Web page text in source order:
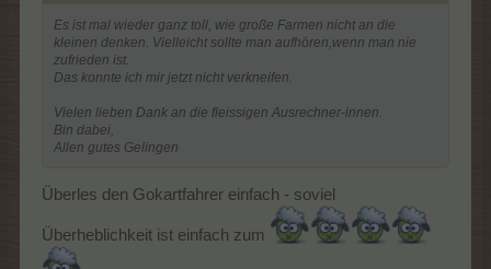
Es ist mal wieder ganz toll, wie große Farmen nicht an die
kleinen denken. Vielleicht sollte man aufhören,wenn man nie
zufrieden ist.
Das konnte ich mir jetzt nicht verkneifen.
Vielen lieben Dank an die fleissigen Ausrechner-innen.
Bin dabei,
Allen gutes Gelingen
Überles den Gokartfahrer einfach - soviel
Überheblichkeit ist einfach zum